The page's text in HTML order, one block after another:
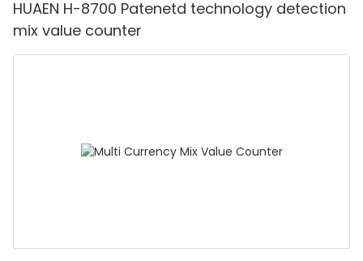
HUAEN H-8700 Patenetd technology detection
mix value counter